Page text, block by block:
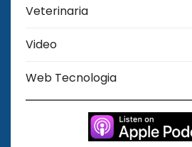
Veterinaria
Video
Web Tecnologia